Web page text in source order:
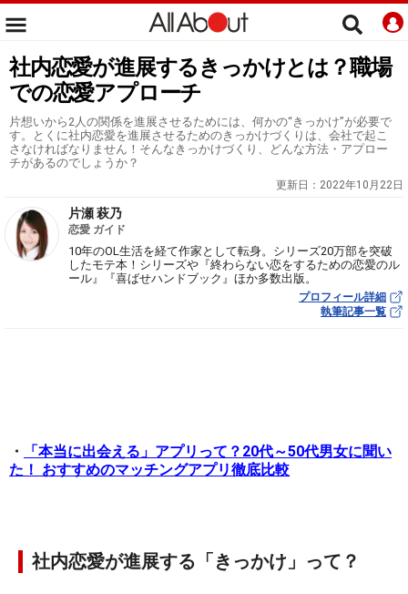
社内恋愛が進展するきっかけとは？職場
での恋愛アプローチ
片想いから2人の関係を進展させるためには、何かの“きっかけ”が必要で
す。とくに社内恋愛を進展させるためのきっかけづくりは、会社で起こ
さなければなりません！そんなきっかけづくり、どんな方法・アプロー
チがあるのでしょうか？
更新日： 2022年10月22日
片瀬 萩乃
恋愛 ガイド
10年のOL生活を経て作家として転身。シリーズ20万部を突破
したモテ本！シリーズや『終わらない恋をするための恋愛のル
ール』『喜ばせハンドブック』ほか多数出版。
プロフィール詳細
執筆記事一覧
・
「本当に出会える」アプリって？20代～50代男女に聞い
た！ おすすめのマッチングアプリ徹底比較
社内恋愛が進展する「きっかけ」って？